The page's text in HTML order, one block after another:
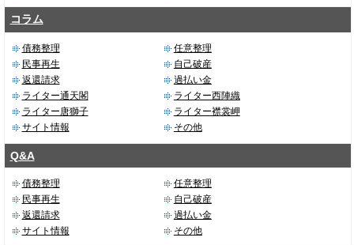
コラム
債務整理
任意整理
民事再生
自己破産
返還請求
過払い金
ライター通天閣
ライター西陣織
ライター唐獅子
ライター襟裳岬
サイト情報
その他
Q&A
債務整理
任意整理
民事再生
自己破産
返還請求
過払い金
サイト情報
その他